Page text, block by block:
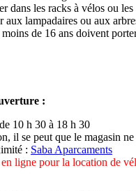
dans les racks à vélos ou
aux lampadaires ou aux
de 16 ans doivent
:
10 h 30 à 18 h 30
il se peut que le magasin
: Saba Aparcaments
ligne pour la location de